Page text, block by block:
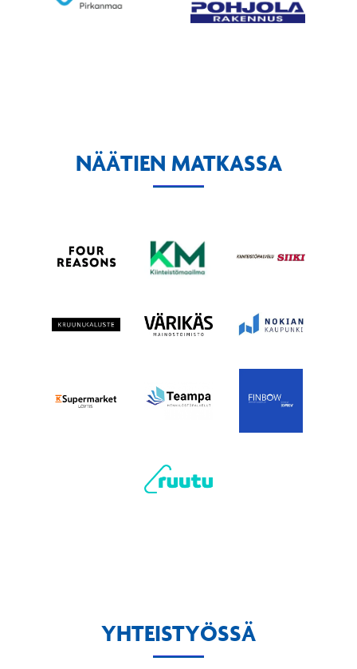
NÄÄTIEN MATKASSA
YHTEISTYÖSSÄ